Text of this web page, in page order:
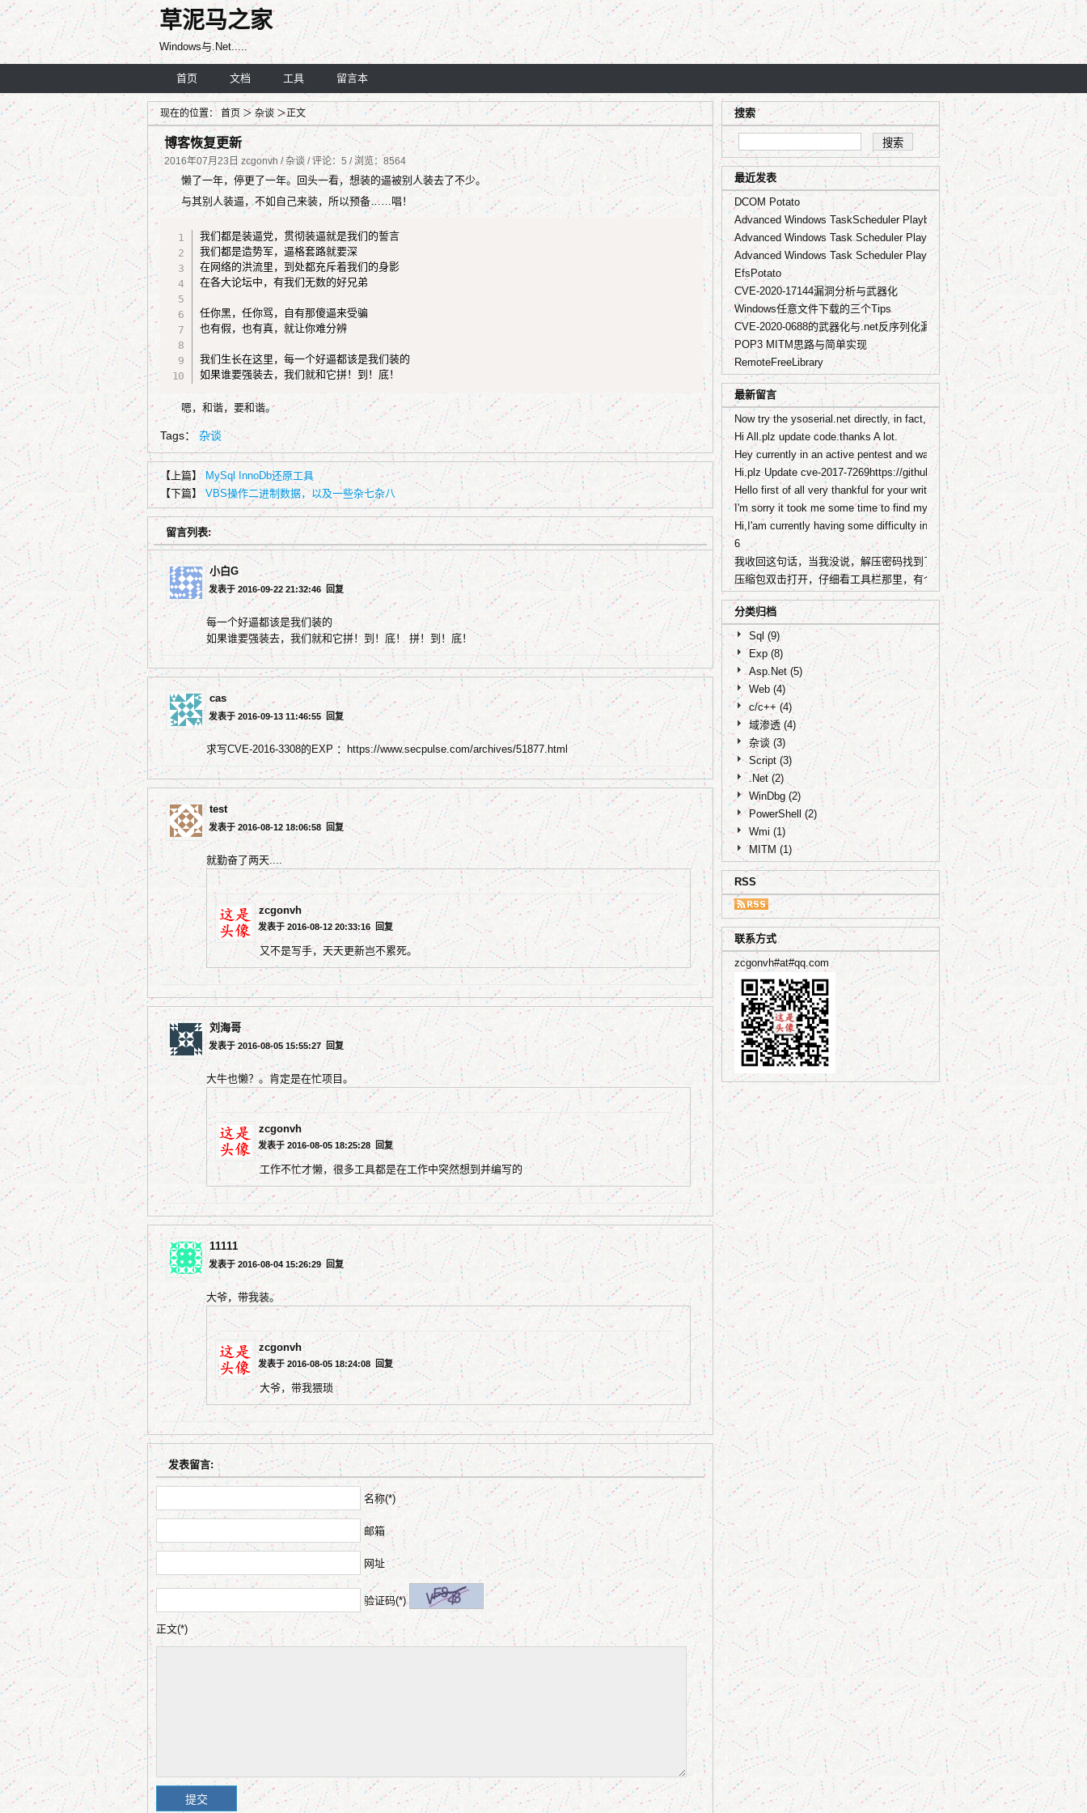
草泥马之家
Windows与.Net.....
首页 文档 工具 留言本
现在的位置： 首页 ＞ 杂谈 ＞正文
博客恢复更新
2016年07月23日 zcgonvh / 杂谈 / 评论：5 / 浏览：8564
懒了一年，停更了一年。回头一看，想装的逼被别人装去了不少。
与其别人装逼，不如自己来装，所以预备……唱！
我们都是装逼党，贯彻装逼就是我们的誓言
我们都是造势军，逼格套路就要深
在网络的洪流里，到处都充斥着我们的身影
在各大论坛中，有我们无数的好兄弟
任你黑，任你骂，自有那傻逼来受骗
也有假，也有真，就让你难分辨
我们生长在这里，每一个好逼都该是我们装的
如果谁要强装去，我们就和它拼！到！底！
嗯，和谐，要和谐。
Tags： 杂谈
【上篇】 MySql InnoDb还原工具
【下篇】 VBS操作二进制数据，以及一些杂七杂八
留言列表:
小白G
发表于 2016-09-22 21:32:46 回复
每一个好逼都该是我们装的
如果谁要强装去，我们就和它拼！到！底！ 拼！到！底！
cas
发表于 2016-09-13 11:46:55 回复
求写CVE-2016-3308的EXP ：https://www.secpulse.com/archives/51877.html
test
发表于 2016-08-12 18:06:58 回复
就勤奋了两天....
zcgonvh
发表于 2016-08-12 20:33:16 回复
又不是写手，天天更新岂不累死。
刘海哥
发表于 2016-08-05 15:55:27回复
大牛也懒？。肯定是在忙项目。
zcgonvh
发表于 2016-08-05 18:25:28 回复
工作不忙才懒，很多工具都是在工作中突然想到并编写的
11111
发表于 2016-08-04 15:26:29 回复
大爷，带我装。
zcgonvh
发表于 2016-08-05 18:24:08 回复
大爷，带我猥琐
发表留言:
名称(*)
邮箱
网址
验证码(*)
正文(*)
搜索
最近发表
DCOM Potato
Advanced Windows TaskScheduler Playbook - Part.3 from RPC to lateral
Advanced Windows Task Scheduler Playbook - Part.2 from COM to UAC
Advanced Windows Task Scheduler Playbook - Part.1 basic
EfsPotato
CVE-2020-17144漏洞分析与武器化
Windows任意文件下载的三个Tips
CVE-2020-0688的武器化与.net反序列化漏洞那些事
POP3 MITM思路与简单实现
RemoteFreeLibrary
最新留言
Now try the ysoserial.net directly, in fact, I was submitted a pull request
Hi All.plz update code.thanks A lot.
Hey currently in an active pentest and wanted to check out your
Hi.plz Update cve-2017-7269https://github.com/zcgonvh/cve-2017-7269-
Hello first of all very thankful for your writeup and work done on the poc
I'm sorry it took me some time to find my report, I've sent you an email,
Hi,I'am currently having some difficulty in trying to reproduce the CVE-
6
我收回这句话，当我没说，解压密码找到了
压缩包双击打开，仔细看工具栏那里，有个《注释》选项，点开里面就是
分类归档
Sql (9)
Exp(8)
Asp.Net(5)
Web (4)
c/c++ (4)
域渗透 (4)
杂谈 (3)
Script (3)
.Net (2)
WinDbg(2)
PowerShell (2)
Wmi (1)
MITM (1)
RSS
联系方式
zcgonvh#at#qq.com